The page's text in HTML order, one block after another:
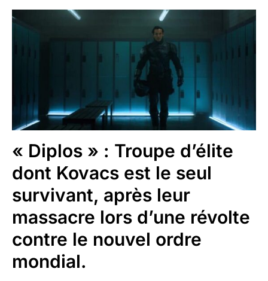
« Diplos » : Troupe d’élite
dont Kovacs est le seul
survivant, après leur
massacre lors d’une révolte
contre le nouvel ordre
mondial.